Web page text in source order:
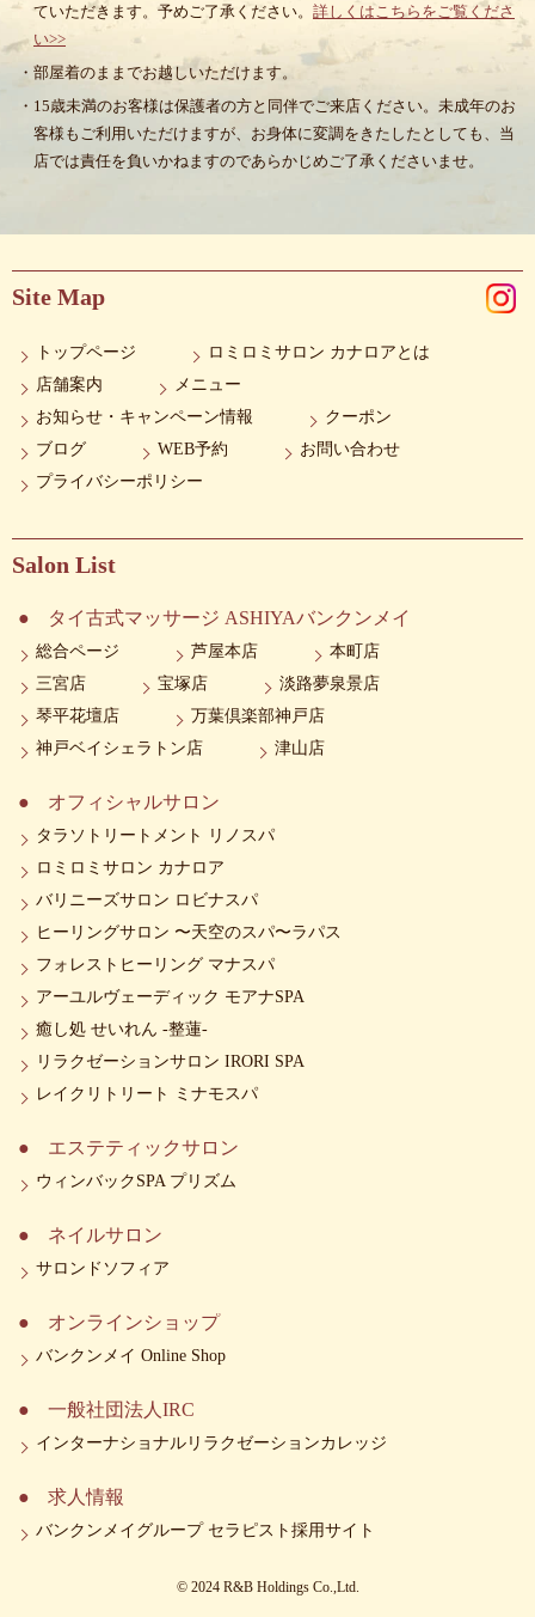
ていただきます。予めご了承ください。 詳しくはこちらをご覧くださ
い>>
・部屋着のままでお越しいただけます。
・15歳未満のお客様は保護者の方と同伴でご来店ください。未成年のお
客様もご利用いただけますが、お身体に変調をきたしたとしても、当
店では責任を負いかねますのであらかじめご了承くださいませ。
Site Map
トップページ
ロミロミサロン カナロアとは
店舗案内
メニュー
お知らせ・キャンペーン情報
クーポン
ブログ
WEB予約
お問い合わせ
プライバシーポリシー
Salon List
タイ古式マッサージ ASHIYAバンクンメイ
総合ページ 芦屋本店
本町店
三宮店
宝塚店
淡路夢泉景店
琴平花壇店
万葉倶楽部神戸店
神戸ベイシェラトン店
津山店
オフィシャルサロン
タラソトリートメント リノスパ
ロミロミサロン カナロア
バリニーズサロン ロビナスパ
ヒーリングサロン 〜天空のスパ〜ラパス
フォレストヒーリング マナスパ
アーユルヴェーディック モアナSPA
癒し処 せいれん -整蓮-
リラクゼーションサロン IRORI SPA
レイクリトリート ミナモスパ
エステティックサロン
ウィンバックSPA プリズム
ネイルサロン
サロンドソフィア
オンラインショップ
バンクンメイ Online Shop
一般社団法人IRC
インターナショナルリラクゼーションカレッジ
求人情報
バンクンメイグループ セラピスト採用サイト
© 2024 R&B Holdings Co.,Ltd.